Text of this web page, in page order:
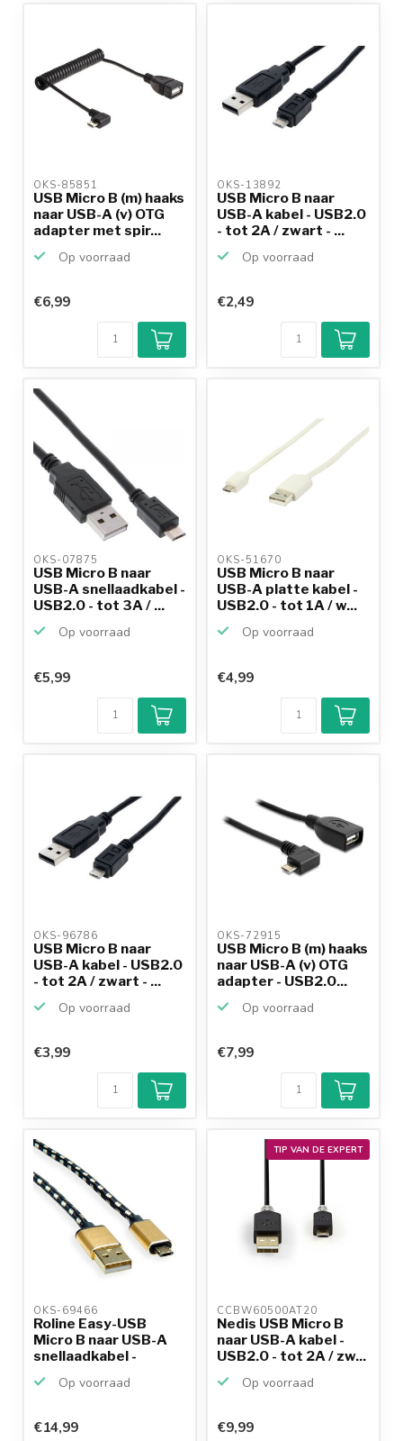
OKS-85851
USB Micro B (m) haaks
naar USB-A (v) OTG
adapter met spir...
Op voorraad
€6,99
OKS-13892
USB Micro B naar
USB-A kabel - USB2.0
- tot 2A / zwart - ...
Op voorraad
€2,49
OKS-07875
USB Micro B naar
USB-A snellaadkabel -
USB2.0 - tot 3A / ...
Op voorraad
€5,99
OKS-51670
USB Micro B naar
USB-A platte kabel -
USB2.0 - tot 1A / w...
Op voorraad
€4,99
OKS-96786
USB Micro B naar
USB-A kabel - USB2.0
- tot 2A / zwart - ...
Op voorraad
€3,99
OKS-72915
USB Micro B (m) haaks
naar USB-A (v) OTG
adapter - USB2.0...
Op voorraad
€7,99
OKS-69466
Roline Easy-USB
Micro B naar USB-A
snellaadkabel -
Op voorraad
€14,99
TIP VAN DE EXPERT
CCBW60500AT20
Nedis USB Micro B
naar USB-A kabel -
USB2.0 - tot 2A / zw...
Op voorraad
€9,99